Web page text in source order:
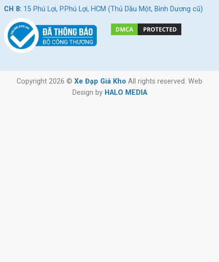
CH 8: 15 Phú Lợi, P.Phú Lợi, HCM (Thủ Dầu Một, Bình Dương cũ)
Copyright 2026 © Xe Đạp Giá Kho All rights reserved. Web
Design by HALO MEDIA